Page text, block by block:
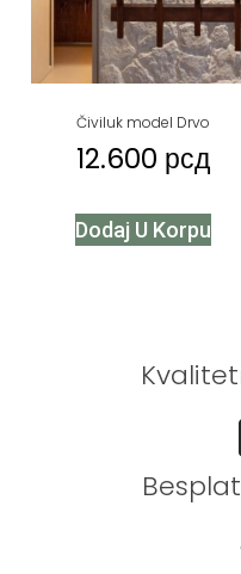
Čiviluk model Drvo
12.600 рсд
Dodaj U Korpu